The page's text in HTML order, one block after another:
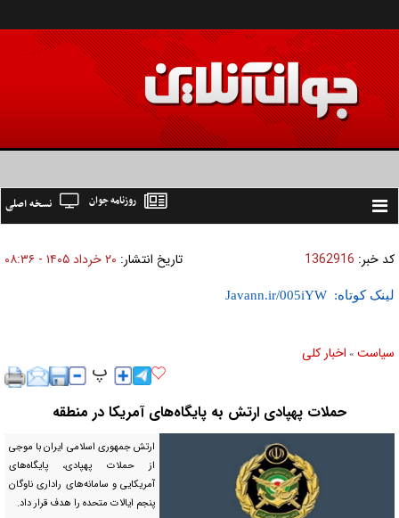
Toggle
نسخه اصلی روزنامه جوان
کد خبر: 1362916 تاریخ انتشار: ۲۰ خرداد ۱۴۰۵ - ۰۸:۳۶
لینک کوتاه:
سیاست » اخبار کلی
حملات پهپادی ارتش به پایگاه‌های آمریکا در منطقه
ارتش جمهوری اسلامی ایران با موجی
از حملات پهپادی، پایگاه‌های
آمریکایی و سامانه‌های راداری ناوگان
پنجم ایالات متحده را هدف قرار داد.